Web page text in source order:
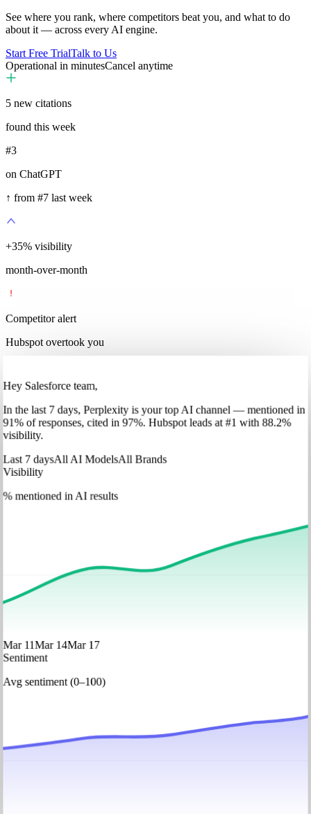
See where you rank, where competitors beat you, and what to do
about it — across every AI engine.
Start Free TrialTalk to Us
Operational in minutesCancel anytime
5 new citations
found this week
#3
on ChatGPT
↑ from #7 last week
+35% visibility
month-over-month
Competitor alert
Hubspot overtook you
Hey Salesforce team,
Inthe last 7 days, Perplexityis your top AI channel — mentioned in
91% of responses, cited in 97%. Hubspotleads at #1 with 88.2%
visibility.
Last 7 daysAll AI ModelsAll Brands
Visibility
% mentioned in AI results
Mar 11Mar 14Mar 17
Sentiment
Avg sentiment (0–100)